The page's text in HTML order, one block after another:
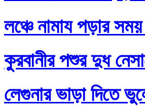
লঞ্চে নামায পড়ার
কুরবানীর পশুর দুধ
লেগুনার ভাড়া দিতে